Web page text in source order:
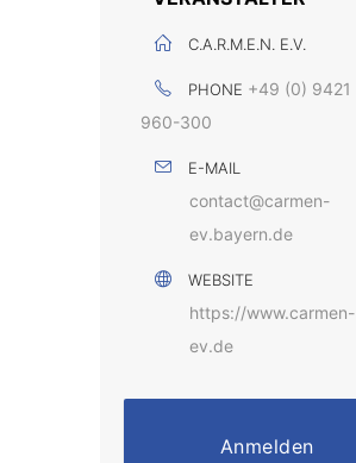
C.A.R.M.E.N. E.V.
PHONE +49 (0) 9421
960-300
E-MAIL
contact@carmen-
ev.bayern.de
WEBSITE
https://www.carmen-
ev.de
Anmelden